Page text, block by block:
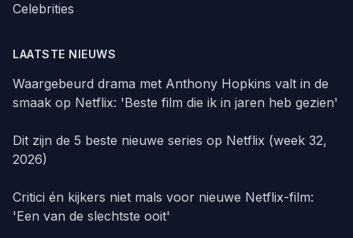
Celebrities
LAATSTE NIEUWS
Waargebeurd drama met Anthony Hopkins valt in de
smaak op Netflix: 'Beste film die ik in jaren heb gezien'
Dit zijn de 5 beste nieuwe series op Netflix (week 32,
2026)
Critici én kijkers niet mals voor nieuwe Netflix-film:
'Een van de slechtste ooit'